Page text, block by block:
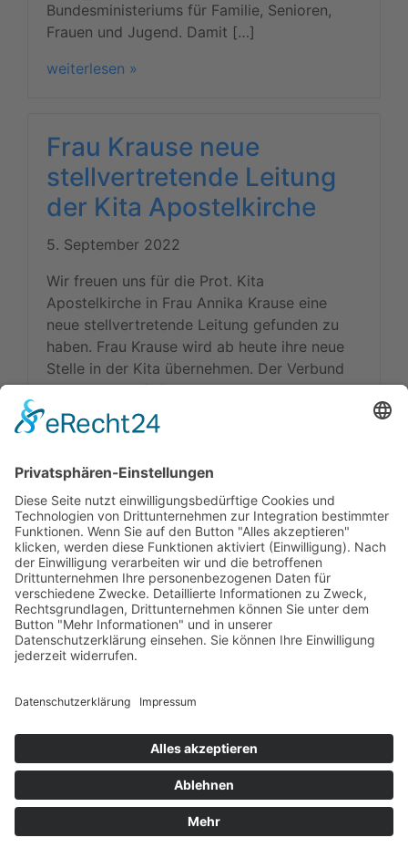
Bundesministeriums für Familie, Senioren,
Frauen und Jugend. Damit […]
weiterlesen »
Frau Krause neue
stellvertretende Leitung
der Kita Apostelkirche
5. September 2022
Wir freuen uns für die Prot. Kita
Apostelkirche in Frau Annika Krause eine
neue stellvertretende Leitung gefunden zu
haben. Frau Krause wird ab heute ihre neue
Stelle in der Kita übernehmen. Der Verbund
wünscht Frau […]
weiterlesen »
Kitas
Übersicht
Über uns
Struktur
Team
Suche nach neuen Fachkräften
Für Eltern
Kita-Gespräche
Ausbildung
Presse
Copyright © 2023 |